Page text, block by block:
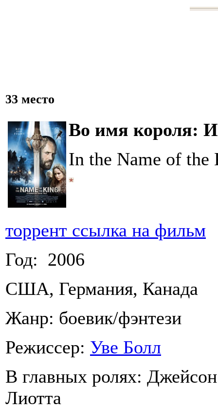
33 место
Во имя короля:
In the Name of the
торрент ссылка на фильм
Год: 2006
США, Германия, Канада
Жанр: боевик/фэнтези
Режиссер: Уве Болл
В главных ролях:
Лиотта